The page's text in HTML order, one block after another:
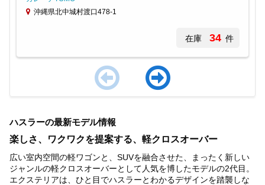
沖縄県北中城村渡口478-1
在庫 34 件
of
4
ハスラーの最新モデル情報
楽しさ、ワクワクを提案する、軽クロスオーバー
広い室内空間の軽ワゴンと、SUVを融合させた、まったく新しい
ジャンルの軽クロスオーバーとして人気を博したモデルの2代目。
エクステリアは、ひと目でハスラーとわかるデザインを踏襲しな